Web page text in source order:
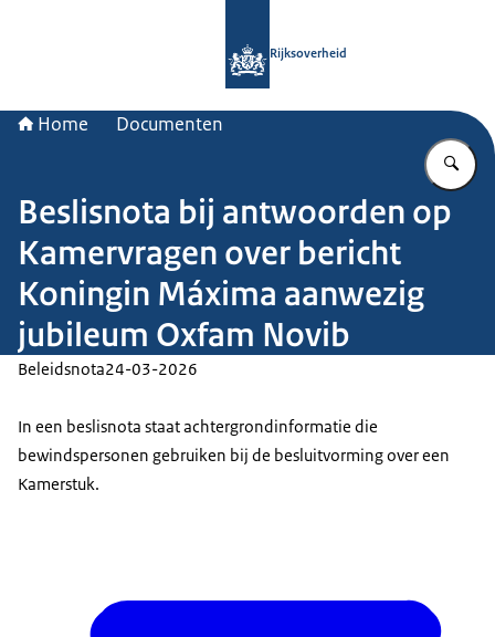
Rijksoverheid
Home Documenten
Beslisnota bij antwoorden op
Kamervragen over bericht
Koningin Máxima aanwezig
jubileum Oxfam Novib
Beleidsnota24-03-2026
In een beslisnota staat achtergrondinformatie die
bewindspersonen gebruiken bij de besluitvorming over een
Kamerstuk.